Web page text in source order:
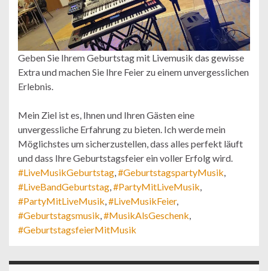
Geben Sie Ihrem Geburtstag mit Livemusik das gewisse
Extra und machen Sie Ihre Feier zu einem unvergesslichen
Erlebnis.
Mein Ziel ist es, Ihnen und Ihren Gästen eine
unvergessliche Erfahrung zu bieten. Ich werde mein
Möglichstes um sicherzustellen, dass alles perfekt läuft
und dass Ihre Geburtstagsfeier ein voller Erfolg wird.
#LiveMusikGeburtstag,#GeburtstagspartyMusik,
#LiveBandGeburtstag,#PartyMitLiveMusik,
#PartyMitLiveMusik,#LiveMusikFeier,
#Geburtstagsmusik,#MusikAlsGeschenk,
#GeburtstagsfeierMitMusik